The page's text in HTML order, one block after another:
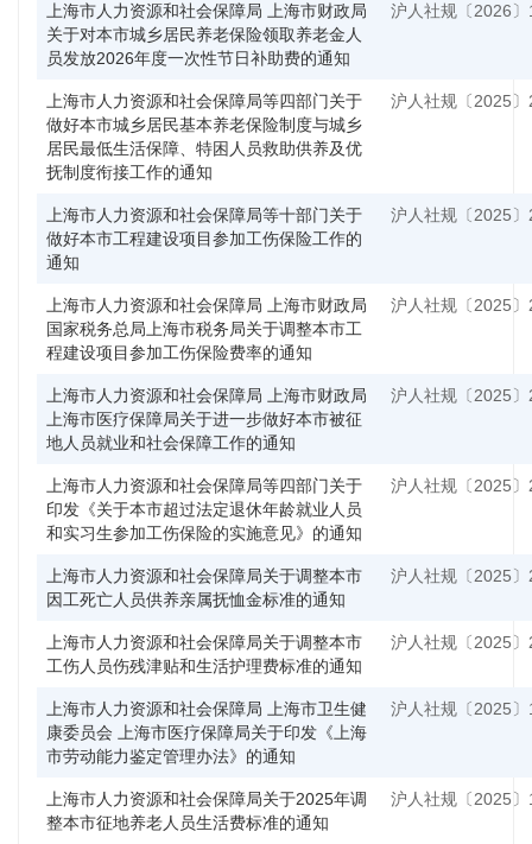
上海市人力资源和社会保障局 上海市财政局
关于对本市城乡居民养老保险领取养老金人
员发放2026年度一次性节日补助费的通知
沪人社规〔2026〕
上海市人力资源和社会保障局等四部门关于
做好本市城乡居民基本养老保险制度与城乡
居民最低生活保障、特困人员救助供养及优
抚制度衔接工作的通知
沪人社规〔2025
上海市人力资源和社会保障局等十部门关于
做好本市工程建设项目参加工伤保险工作的
通知
沪人社规〔2025
上海市人力资源和社会保障局 上海市财政局
国家税务总局上海市税务局关于调整本市工
程建设项目参加工伤保险费率的通知
沪人社规〔2025
上海市人力资源和社会保障局 上海市财政局
上海市医疗保障局关于进一步做好本市被征
地人员就业和社会保障工作的通知
沪人社规〔2025
上海市人力资源和社会保障局等四部门关于
印发《关于本市超过法定退休年龄就业人员
和实习生参加工伤保险的实施意见》的通知
沪人社规〔2025
上海市人力资源和社会保障局关于调整本市
因工死亡人员供养亲属抚恤金标准的通知
沪人社规〔2025
上海市人力资源和社会保障局关于调整本市
工伤人员伤残津贴和生活护理费标准的通知
沪人社规〔2025
上海市人力资源和社会保障局 上海市卫生健
康委员会 上海市医疗保障局关于印发《上海
市劳动能力鉴定管理办法》的通知
沪人社规〔2025
上海市人力资源和社会保障局关于2025年调
整本市征地养老人员生活费标准的通知
沪人社规〔2025